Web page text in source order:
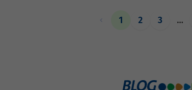
construção de matrizes de insumo-produto
1 2 3 …